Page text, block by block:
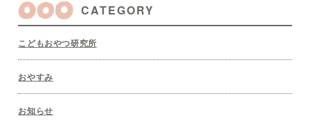
CATEGORY
こどもおやつ研究所
おやすみ
お知らせ